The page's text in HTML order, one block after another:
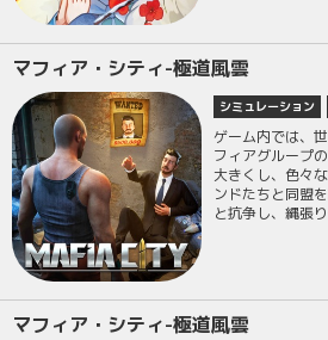
マフィア・シティ-極道風雲
シミュレーション
ゲーム内では、
フィアグループ
大きくし、色々
ンドたちと同盟
と抗争し、縄張
マフィア・シティ-極道風雲